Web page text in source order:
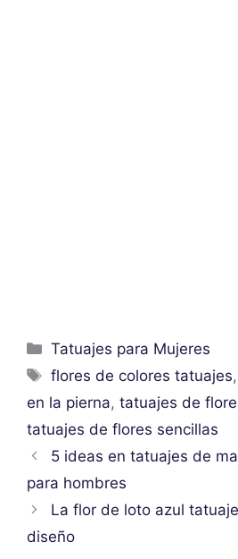
Categorías
Tatuajes para Mujeres
Etiquetas
flores de colores tatuajes
en la pierna, tatuajes de
tatuajes de flores sencillas
5 ideas en tatuajes de
para hombres
La flor de loto azul
diseño